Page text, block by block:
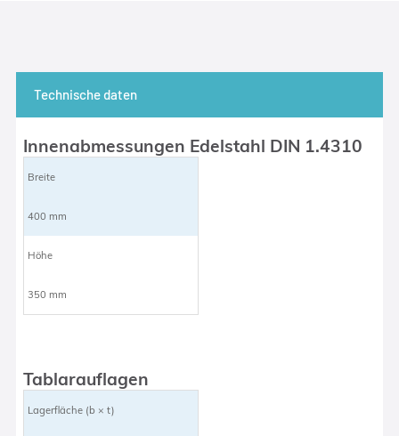
Technische daten
Innenabmessungen Edelstahl DIN 1.4310
Breite
400 mm
Höhe
350 mm
Tablarauflagen
Lagerfläche (b × t)